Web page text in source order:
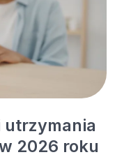
2026 roku